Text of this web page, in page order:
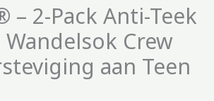
– 2-Pack Anti-Teek
Crew
aan Teen